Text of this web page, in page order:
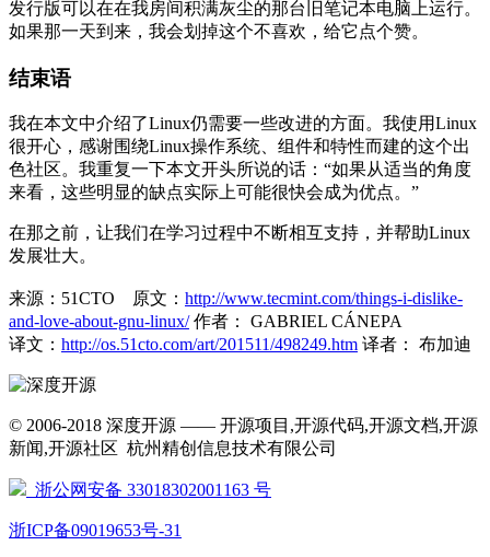
发行版可以在在我房间积满灰尘的那台旧笔记本电脑上运行。
如果那一天到来，我会划掉这个不喜欢，给它点个赞。
结束语
我在本文中介绍了Linux仍需要一些改进的方面。我使用Linux
很开心，感谢围绕Linux操作系统、组件和特性而建的这个出
色社区。我重复一下本文开头所说的话：“如果从适当的角度
来看，这些明显的缺点实际上可能很快会成为优点。”
在那之前，让我们在学习过程中不断相互支持，并帮助Linux
发展壮大。
来源：51CTO 原文： http://www.tecmint.com/things-i-dislike-
and-love-about-gnu-linux/ 作者： GABRIEL CÁNEPA
译文： http://os.51cto.com/art/201511/498249.htm 译者： 布加迪
© 2006-2018 深度开源 —— 开源项目,开源代码,开源文档,开源
新闻,开源社区 杭州精创信息技术有限公司
浙公网安备 33018302001163 号
浙ICP备09019653号-31